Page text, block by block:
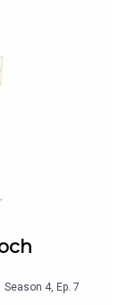
Season 4, Ep. 7